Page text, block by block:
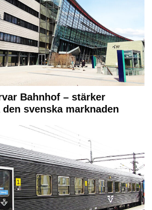
Bahnhof – stärker
svenska marknaden